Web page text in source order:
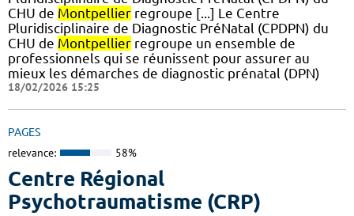
CHU de Montpellier regroupe [...] Le Centre
Pluridisciplinaire de Diagnostic PréNatal (CPDPN) du
CHU de Montpellier regroupe un ensemble de
professionnels qui se réunissent pour assurer au
mieux les démarches de diagnostic prénatal (DPN)
18/02/2026 15:25
PAGES
relevance: 58%
Centre Régional
Psychotraumatisme (CRP)